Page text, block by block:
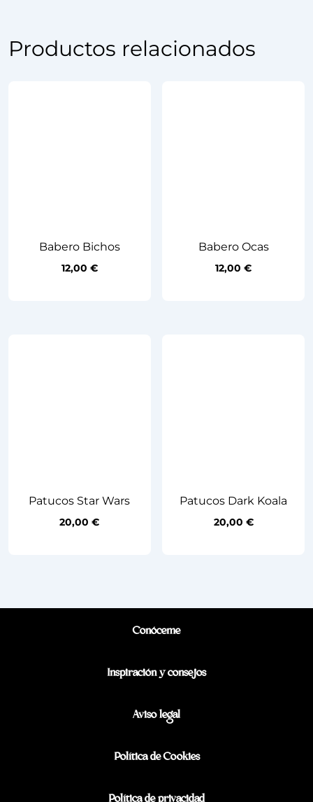
Productos relacionados
Babero Bichos
12,00 €
Babero Ocas
12,00€
Patucos Star Wars
20,00€
Patucos Dark Koala
20,00 €
Conóceme
Inspiración y consejos
Aviso legal
Política de Cookies